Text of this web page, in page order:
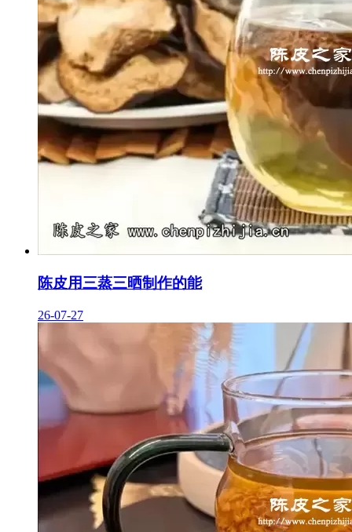
陈皮用三蒸三晒制作的能
26-07-27